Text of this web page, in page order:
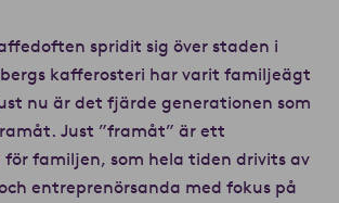
spridit sig över staden i
kafferosteri har varit familjeägt
nu är det fjärde generationen som
Just ”framåt” är ett
för familjen, som hela tiden drivits av
entreprenörsanda med fokus på